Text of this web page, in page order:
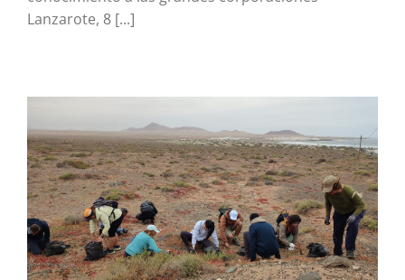
Lanzarote, 8 [...]